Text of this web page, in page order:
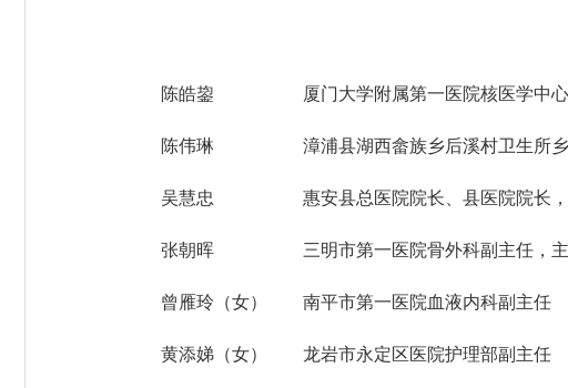
陈皓鋆 厦门大学附属第一医院核医学中心主
陈伟琳 漳浦县湖西畲族乡后溪村卫生所乡
吴慧忠 惠安县总医院院长、县医院院长，
张朝晖 三明市第一医院骨外科副主任，主
曾雁玲（女） 南平市第一医院血液内科副主任
黄添娣（女） 龙岩市永定区医院护理部副主任